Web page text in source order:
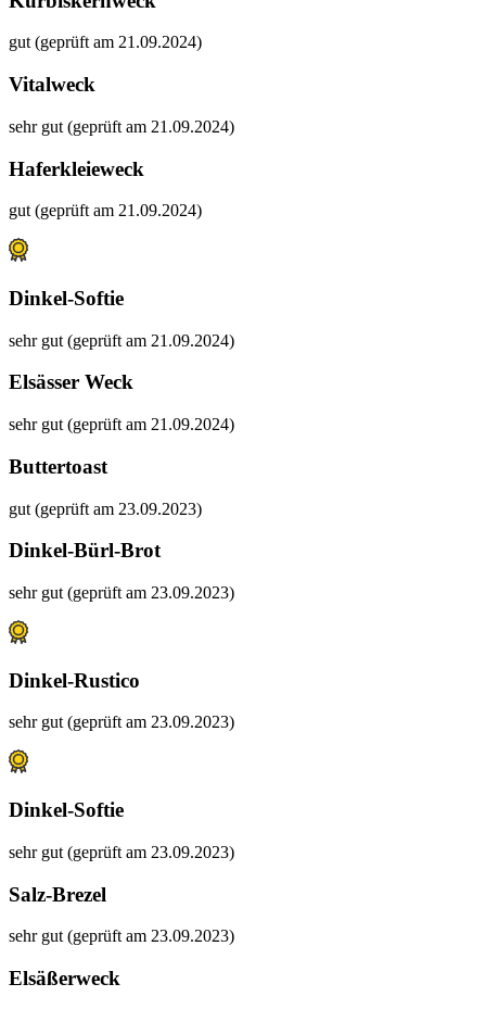
gut (geprüft am 21.09.2024)
Vitalweck
sehr gut (geprüft am 21.09.2024)
Haferkleieweck
gut (geprüft am 21.09.2024)
Dinkel-Softie
sehr gut (geprüft am 21.09.2024)
Elsässer Weck
sehr gut (geprüft am 21.09.2024)
Buttertoast
gut (geprüft am 23.09.2023)
Dinkel-Bürl-Brot
sehr gut (geprüft am 23.09.2023)
Dinkel-Rustico
sehr gut (geprüft am 23.09.2023)
Dinkel-Softie
sehr gut (geprüft am 23.09.2023)
Salz-Brezel
sehr gut (geprüft am 23.09.2023)
Elsäßerweck